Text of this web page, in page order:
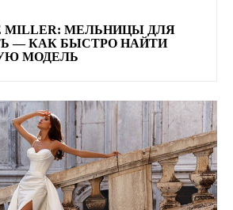
MILLER: МЕЛЬНИЦЫ ДЛЯ
— КАК БЫСТРО НАЙТИ
МОДЕЛЬ